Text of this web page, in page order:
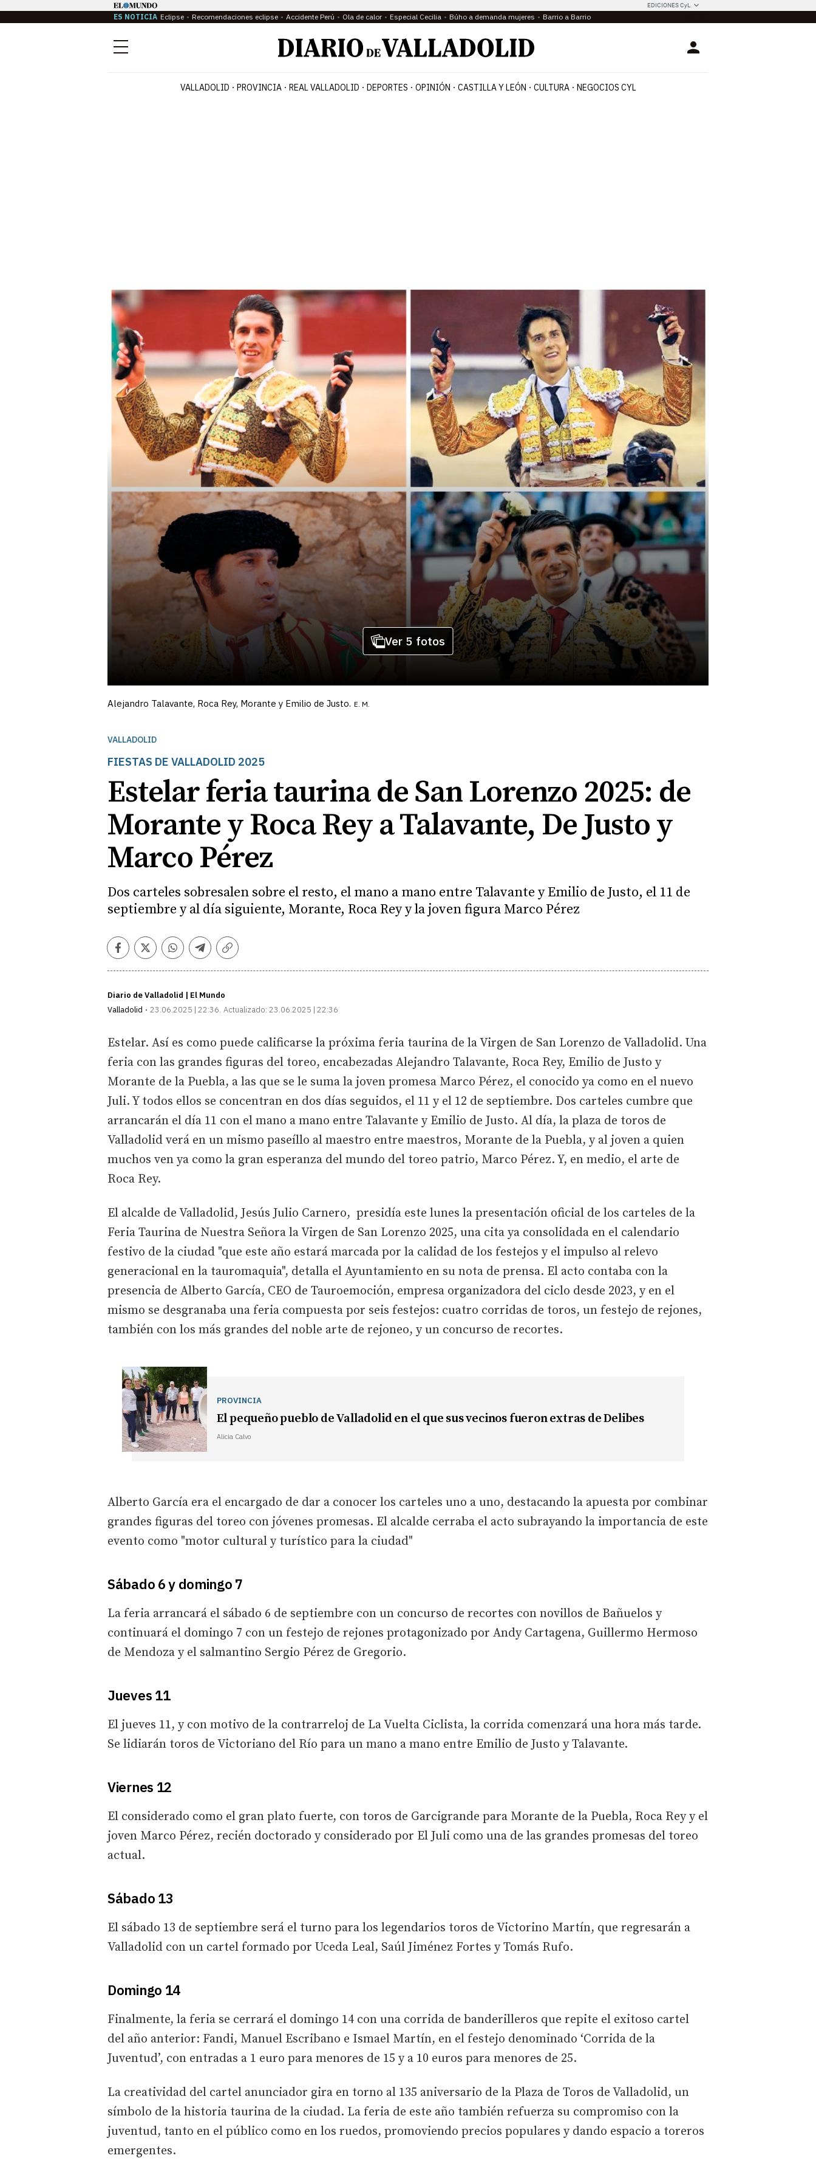
EDICIONES CyL
ES NOTICIA Eclipse Recomendaciones eclipse Accidente Perú Ola de calor Especial Cecilia Búho a demanda mujeres Barrio a Barrio
Menú Login
VALLADOLID PROVINCIA REAL VALLADOLID DEPORTES OPINIÓN CASTILLA Y LEÓN CULTURA NEGOCIOS CYL
Ver 5 fotos
Alejandro Talavante, Roca Rey, Morante y Emilio de Justo. E. M.
VALLADOLID
FIESTAS DE VALLADOLID 2025
Estelar feria taurina de San Lorenzo 2025: de
Morante y Roca Rey a Talavante, De Justo y
Marco Pérez
Dos carteles sobresalen sobre el resto, el mano a mano entre Talavante y Emilio de Justo, el 11 de
septiembre y al día siguiente, Morante, Roca Rey y la joven figura Marco Pérez
Facebook
TwitterWhatsapp
Telegram
Copiar
Diario de Valladolid | El Mundo
Valladolid
23.06.2025 | 22:36 Actualizado: 23.06.2025 | 22:36
Estelar. Así es como puede calificarse la próxima feria taurina de la Virgen de San Lorenzo de Valladolid. Una
feria con las grandes figuras del toreo, encabezadas Alejandro Talavante, Roca Rey, Emilio de Justo y
Morante de la Puebla, a las que se le suma la joven promesa Marco Pérez, el conocido ya como en el nuevo
Juli. Y todos ellos se concentran en dos días seguidos, el 11 y el 12 de septiembre. Dos carteles cumbre que
arrancarán el día 11 con el mano a mano entre Talavante y Emilio de Justo. Al día, la plaza de toros de
Valladolid verá en un mismo paseíllo al maestro entre maestros, Morante de la Puebla, y al joven a quien
muchos ven ya como la gran esperanza del mundo del toreo patrio, Marco Pérez. Y, en medio, el arte de
Roca Rey.
El alcalde de Valladolid, Jesús Julio Carnero, presidía este lunes la presentación oficial de los carteles de la
Feria Taurina de Nuestra Señora la Virgen de San Lorenzo 2025, una cita ya consolidada en el calendario
festivo de la ciudad "que este año estará marcada por la calidad de los festejos y el impulso al relevo
generacional en la tauromaquia", detalla el Ayuntamiento en su nota de prensa. El acto contaba con la
presencia de Alberto García, CEO de Tauroemoción, empresa organizadora del ciclo desde 2023, y en el
mismo se desgranaba una feria compuesta por seis festejos: cuatro corridas de toros, un festejo de rejones,
también con los más grandes del noble arte de rejoneo, y un concurso de recortes.
PROVINCIA
El pequeño pueblo de Valladolid en el que sus vecinos fueron extras de Delibes
Alicia Calvo
Alberto García era el encargado de dar a conocer los carteles uno a uno, destacando la apuesta por combinar
grandes figuras del toreo con jóvenes promesas. El alcalde cerraba el acto subrayando la importancia de este
evento como "motor cultural y turístico para la ciudad"
Sábado 6 y domingo 7
La feria arrancará el sábado 6 de septiembre con un concurso de recortes con novillos de Bañuelos y
continuará el domingo 7 con un festejo de rejones protagonizado por Andy Cartagena, Guillermo Hermoso
de Mendoza y el salmantino Sergio Pérez de Gregorio.
Jueves 11
El jueves 11, y con motivo de la contrarreloj de La Vuelta Ciclista, la corrida comenzará una hora más tarde.
Se lidiarán toros de Victoriano del Río para un mano a mano entre Emilio de Justo y Talavante.
Viernes 12
El considerado como el gran plato fuerte, con toros de Garcigrande para Morante de la Puebla, Roca Rey y el
joven Marco Pérez, recién doctorado y considerado por El Juli como una de las grandes promesas del toreo
actual.
Sábado 13
El sábado 13 de septiembre será el turno para los legendarios toros de Victorino Martín, que regresarán a
Valladolid con un cartel formado por Uceda Leal, Saúl Jiménez Fortes y Tomás Rufo.
Domingo 14
Finalmente, la feria se cerrará el domingo 14 con una corrida de banderilleros que repite el exitoso cartel
del año anterior: Fandi, Manuel Escribano e Ismael Martín, en el festejo denominado ‘Corrida de la
Juventud’, con entradas a 1 euro para menores de 15 y a 10 euros para menores de 25.
La creatividad del cartel anunciador gira en torno al 135 aniversario de la Plaza de Toros de Valladolid, un
símbolo de la historia taurina de la ciudad. La feria de este año también refuerza su compromiso con la
juventud, tanto en el público como en los ruedos, promoviendo precios populares y dando espacio a toreros
emergentes.